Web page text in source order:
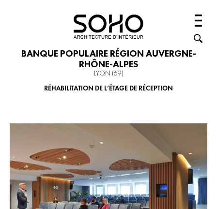
BANQUE POPULAIRE RÉGION AUVERGNE-
RHÔNE-ALPES
LYON (69)
RÉHABILITATION DE L’ÉTAGE DE RÉCEPTION